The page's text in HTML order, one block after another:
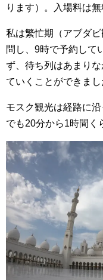
ります）。入場料は無
私は繁忙期（アブダ
問し、9時で予約して
ず、待ち列はあまり
ていくことができまし
モスク観光は経路に
でも20分から1時間く